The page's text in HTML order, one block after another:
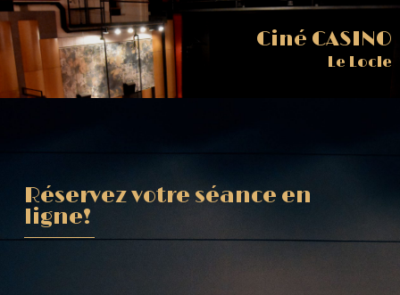
Ciné CASINO
Le Locle
Réservez votre séance en
ligne!